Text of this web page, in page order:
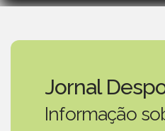
Jornal
Informação